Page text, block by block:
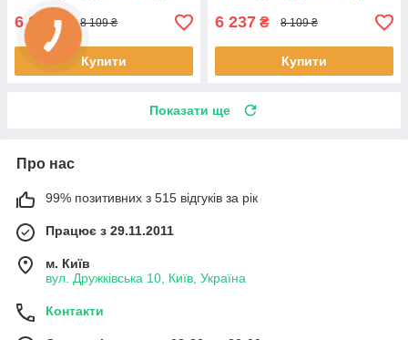
6 237₴ 8 109 ₴
Купити
6 237 ₴ 8 109 ₴
Купити
Показати ще
Про нас
99% позитивних з 515 відгуків за рік
Працює з 29.11.2011
м. Київ
вул. Дружківська 10, Київ, Україна
Контакти